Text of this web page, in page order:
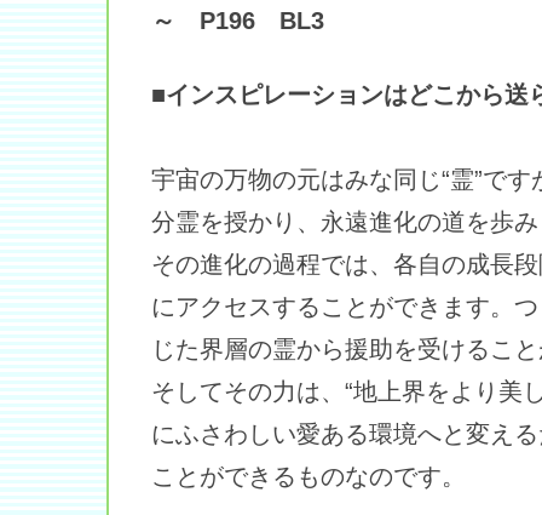
～ P196 BL3
■インスピレーションはどこから送
宇宙の万物の元はみな同じ“霊”で
分霊を授かり、永遠進化の道を歩
その進化の過程では、各自の成長
にアクセスすることができます。
じた界層の霊から援助を受けるこ
そしてその力は、“地上界をより美
にふさわしい愛ある環境へと変え
ことができるものなのです。